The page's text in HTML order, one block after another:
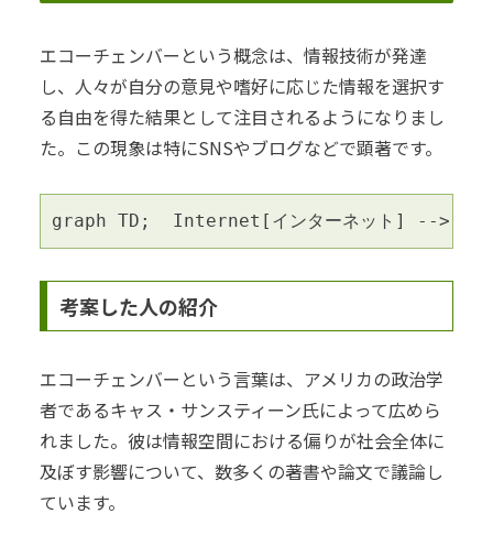
エコーチェンバーという概念は、情報技術が発達
し、人々が自分の意見や嗜好に応じた情報を選択す
る自由を得た結果として注目されるようになりまし
た。この現象は特にSNSやブログなどで顕著です。
graph TD;  Internet[インターネット] -->
考案した人の紹介
エコーチェンバーという言葉は、アメリカの政治学
者であるキャス・サンスティーン氏によって広めら
れました。彼は情報空間における偏りが社会全体に
及ぼす影響について、数多くの著書や論文で議論し
ています。